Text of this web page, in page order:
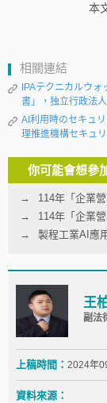
本
相關連結
IPAテクニカルウォ
書」，独立行政法
AI利用時のセキュ
理推進機構セキュ
你可能會想參
114年「企業
114年「企業
製程工業AI應
王
副法
上稿時間： 2024年
資料來源：